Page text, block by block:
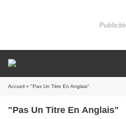
Publicité
Accueil » "Pas Un Titre En Anglais"
"Pas Un Titre En Anglais"